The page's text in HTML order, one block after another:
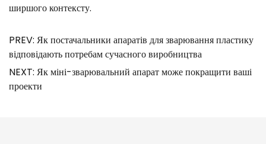
ширшого контексту.
PREV: Як постачальники апаратів для зварювання пластику
відповідають потребам сучасного виробництва
NEXT: Як міні-зварювальний апарат може покращити ваші
проекти